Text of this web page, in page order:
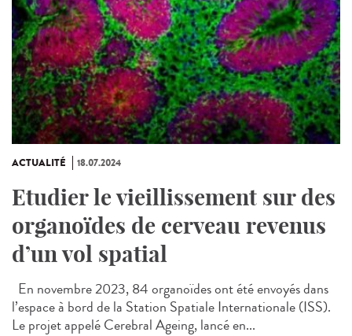
ACTUALITÉ 18.07.2024
Etudier le vieillissement sur des
organoïdes de cerveau revenus
d’un vol spatial
En novembre 2023, 84 organoïdes ont été envoyés dans
l’espace à bord de la Station Spatiale Internationale (ISS).
Le projet appelé Cerebral Ageing, lancé en...